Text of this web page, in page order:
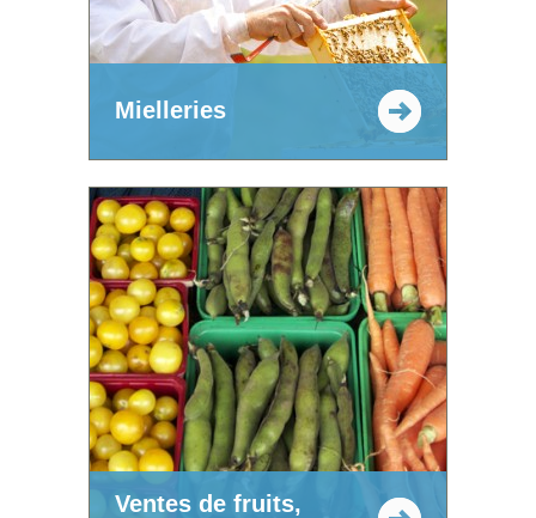
Mielleries
Ventes de fruits,